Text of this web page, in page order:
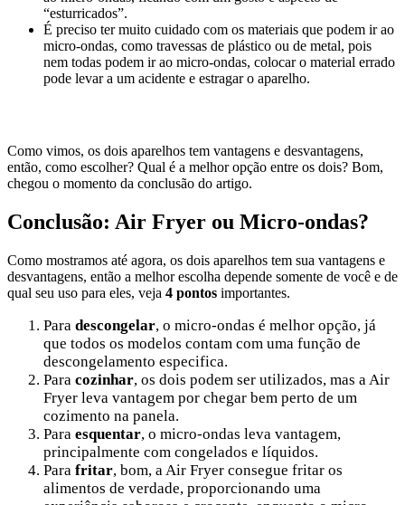
“esturricados”.
É preciso ter muito cuidado com os materiais que podem ir ao
micro-ondas, como travessas de plástico ou de metal, pois
nem todas podem ir ao micro-ondas, colocar o material errado
pode levar a um acidente e estragar o aparelho.
Como vimos, os dois aparelhos tem vantagens e desvantagens,
então, como escolher? Qual é a melhor opção entre os dois? Bom,
chegou o momento da conclusão do artigo.
Conclusão: Air Fryer ou Micro-ondas?
Como mostramos até agora, os dois aparelhos tem sua vantagens e
desvantagens, então a melhor escolha depende somente de você e de
qual seu uso para eles, veja 4 pontos importantes.
Para descongelar, o micro-ondas é melhor opção, já
que todos os modelos contam com uma função de
descongelamento especifica.
Para cozinhar, os dois podem ser utilizados, mas a Air
Fryer leva vantagem por chegar bem perto de um
cozimento na panela.
Para esquentar, o micro-ondas leva vantagem,
principalmente com congelados e líquidos.
Para fritar, bom, a Air Fryer consegue fritar os
alimentos de verdade, proporcionando uma